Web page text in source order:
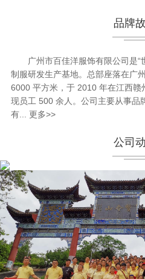
品牌
广州市百佳洋服饰有限公司是
制服研发生产基地。总部座落在广
6000 平方米，于 2010 年在江西赣
现员工 500 余人。公司主要从事品
有... 更多>>
公司